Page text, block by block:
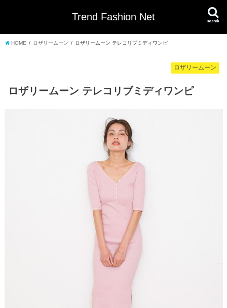
Trend Fashion Net search
HOME ロザリームーン ロザリームーン テレコリブミディワンピ
ロザリームーン
ロザリームーン テレコリブミディワンピ